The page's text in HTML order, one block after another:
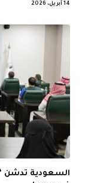
14 أبريل، 2026
السعودية تدشن